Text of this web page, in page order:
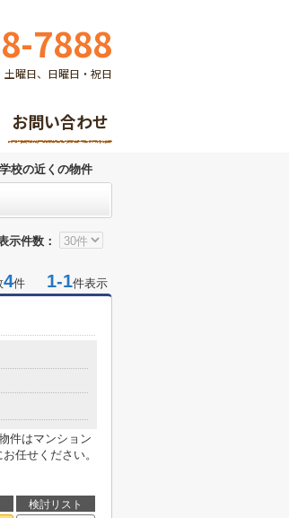
7888
曜日、日曜日・祝日
お問い合わせ
校の近くの物件
示件数：
4件 1-1件表示
件はマンション
任せください。
検討リスト